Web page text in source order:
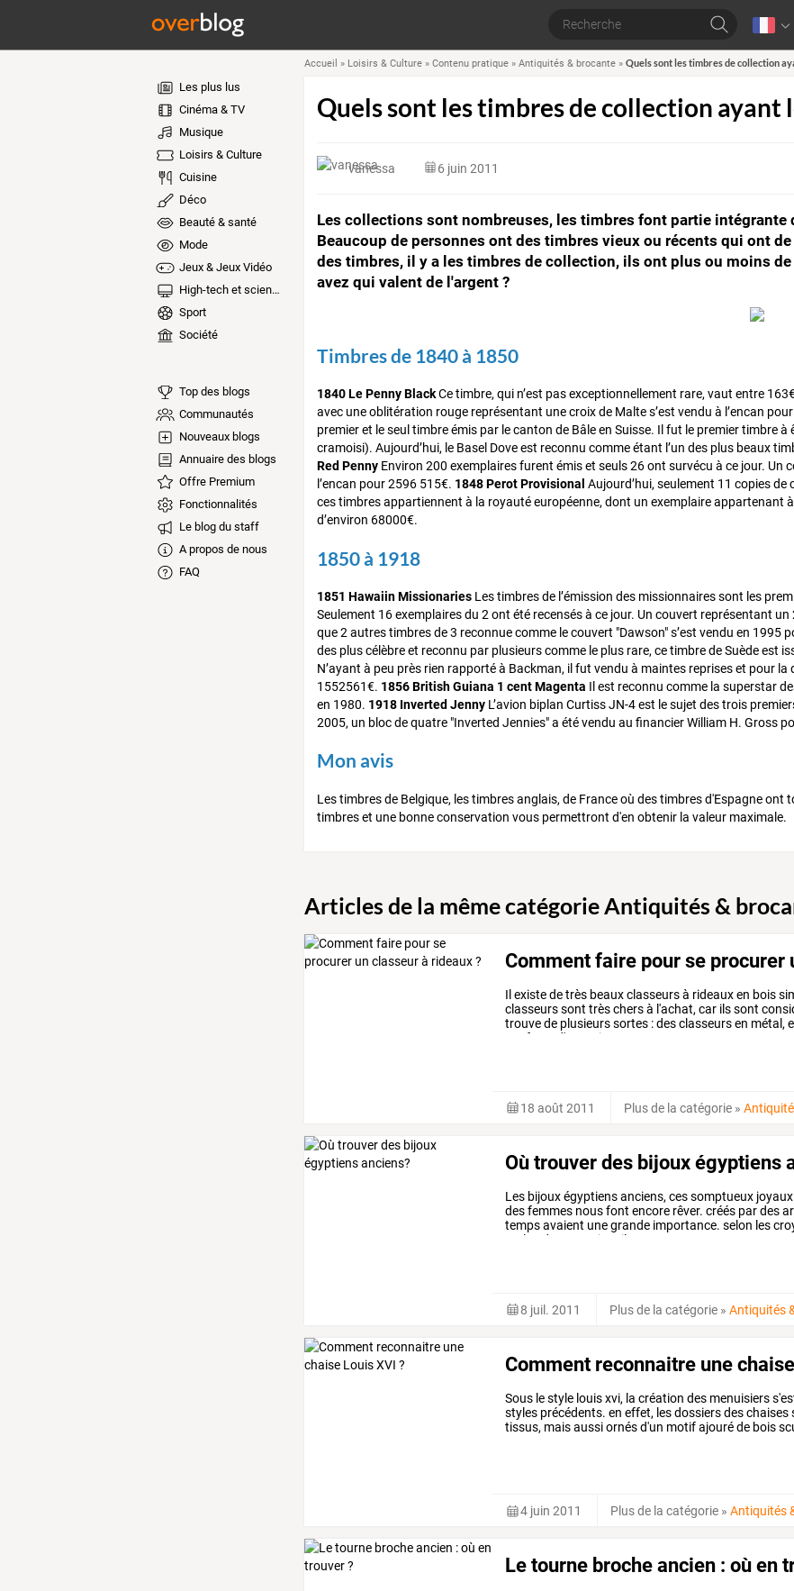
Les plus lus
Cinéma & TV
Musique
Loisirs & Culture
Cuisine
Déco
Beauté & santé
Mode
Jeux & Jeux Vidéo
High-tech et sciences
Sport
Société
Top des blogs
Communautés
Nouveaux blogs
Annuaire des blogs
Offre Premium
Fonctionnalités
Le blog du staff
A propos de nous
FAQ
Accueil » Loisirs & Culture» Contenu pratique» Antiquités & brocante» Quels sont les timbres de collection
Quels sont les timbres de collection ayant
vanessa 6 juin 2011
Les collections sont nombreuses, les timbres font partie intégrante
Beaucoup de personnes ont des timbres vieux ou récents qui ont
des timbres, il y a les timbres de collection, ils ont plus ou moins
avez qui valent de l'argent ?
Timbres de 1840 à 1850
1840 Le Penny BlackCe timbre, qui n’est pas exceptionnellement rare, vaut entre
avec une oblitération rouge représentant une croix de Malte s’est vendu à l’encan
premier et le seul timbre émis par le canton de Bâle en Suisse. Il fut le premier timbre
cramoisi). Aujourd’hui, le Basel Dove est reconnu comme étant l’un des plus beaux
Red PennyEnviron 200 exemplaires furent émis et seuls 26 ont survécu à ce jour. Un
l’encan pour 2596 515€. 1848 Perot Provisional Aujourd’hui, seulement 11 copies
ces timbres appartiennent à la royauté européenne, dont un exemplaire appartenant
d’environ 68000€.
1850 à 1918
1851 Hawaiin MissionariesLes timbres de l’émission des missionnaires sont les
Seulement 16 exemplaires du 2 ont été recensés à ce jour. Un couvert représentant
que 2 autres timbres de 3 reconnue comme le couvert "Dawson" s’est vendu en 1995
des plus célèbre et reconnu par plusieurs comme le plus rare, ce timbre de Suède est
N’ayant à peu près rien rapporté à Backman, il fut vendu à maintes reprises et pour
1552561€. 1856 British Guiana 1 cent Magenta Il est reconnu comme la superstar
en 1980. 1918 Inverted JennyL’avion biplan Curtiss JN-4 est le sujet des trois
2005, un bloc de quatre "Inverted Jennies" a été vendu au financier William H. Gross
Mon avis
Les timbres de Belgique, les timbres anglais, de France où des timbres d'Espagne ont
timbres et une bonne conservation vous permettront d'en obtenir la valeur maximale.
Articles de la même catégorie Antiquités &
Comment faire pour se procurer
Il existe de très beaux classeurs à rideaux en bois
classeurs sont très chers à l'achat, car ils sont
trouve de plusieurs sortes : des classeurs en métal,
neufs ou d'occasions.
18 août 2011 Plus de la catégorie »
Où trouver des bijoux égyptiens
Les bijouxégyptiensanciens, cessomptueux joyaux
desfemmes nousfont encore rêver. créés pardes
tempsavaient unegrande importance. selon les
mal
du mauvais œil.
8 juil. 2011 Plus de la catégorie »Antiquités
Comment reconnaitre une
Sous lestyle louisxvi, la création des menuisiers
styles précédents. en effet, lesdossiersdeschaises
tissus, maisaussiornésd'un motifajouréde bois
4 juin 2011 Plus de la catégorie »Antiquités
Le tourne broche ancien : où en